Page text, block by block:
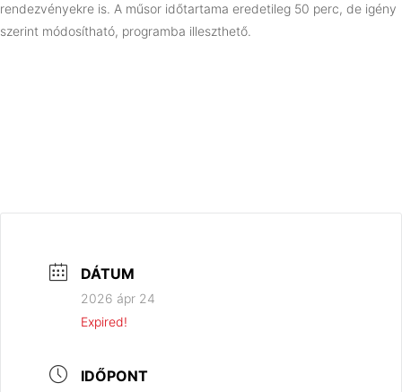
rendezvényekre is. A műsor időtartama eredetileg 50 perc, de igény
szerint módosítható, programba illeszthető.
DÁTUM
2026 ápr 24
Expired!
IDŐPONT